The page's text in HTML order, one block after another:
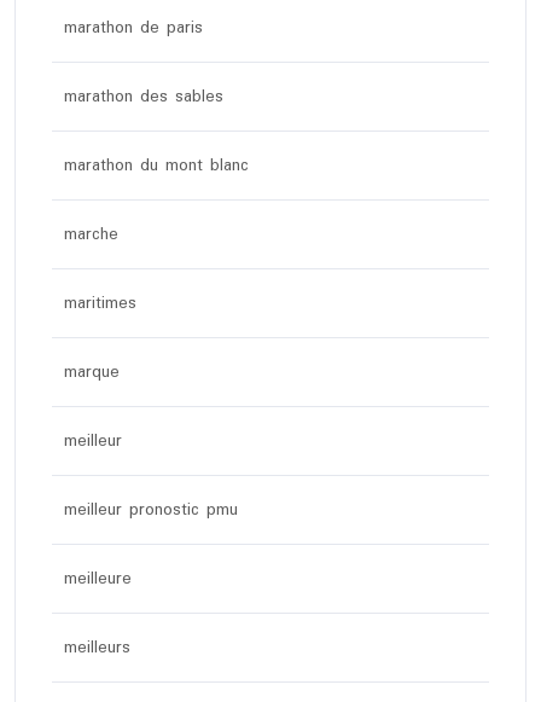
marathon de paris
marathon des sables
marathon du mont blanc
marche
maritimes
marque
meilleur
meilleur pronostic pmu
meilleure
meilleurs